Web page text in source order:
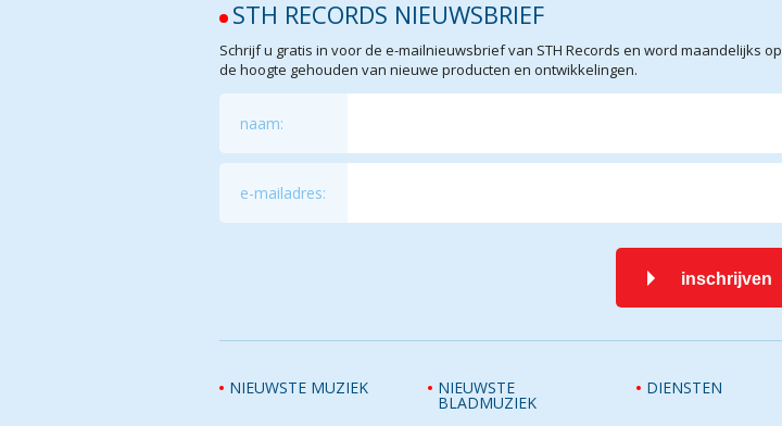
STH RECORDS NIEUWSBRIEF
Schrijf u gratis in voor de e-mailnieuwsbrief van STH Records en word maandelijks op
de hoogte gehouden van nieuwe producten en ontwikkelingen.
naam:
e-mailadres:
inschrijven
NIEUWSTE MUZIEK NIEUWSTE
BLADMUZIEK
DIENSTEN